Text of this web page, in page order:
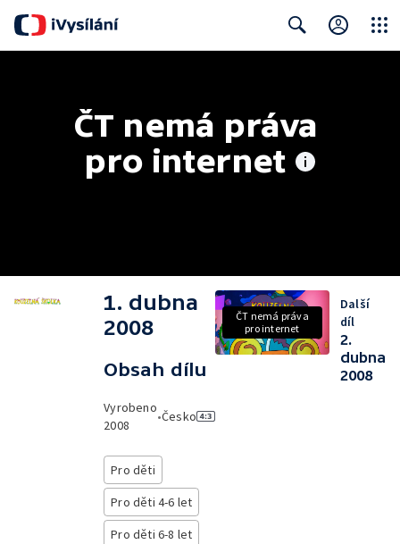
ČT nemá práva
pro internet
1. dubna
2008
Obsah dílu
Vyrobeno
2008
•Česko
Pro děti
Pro děti 4-6 let
Pro děti 6-8 let
ČT nemá práva
pro internet
Další
díl
2.
dubna
2008